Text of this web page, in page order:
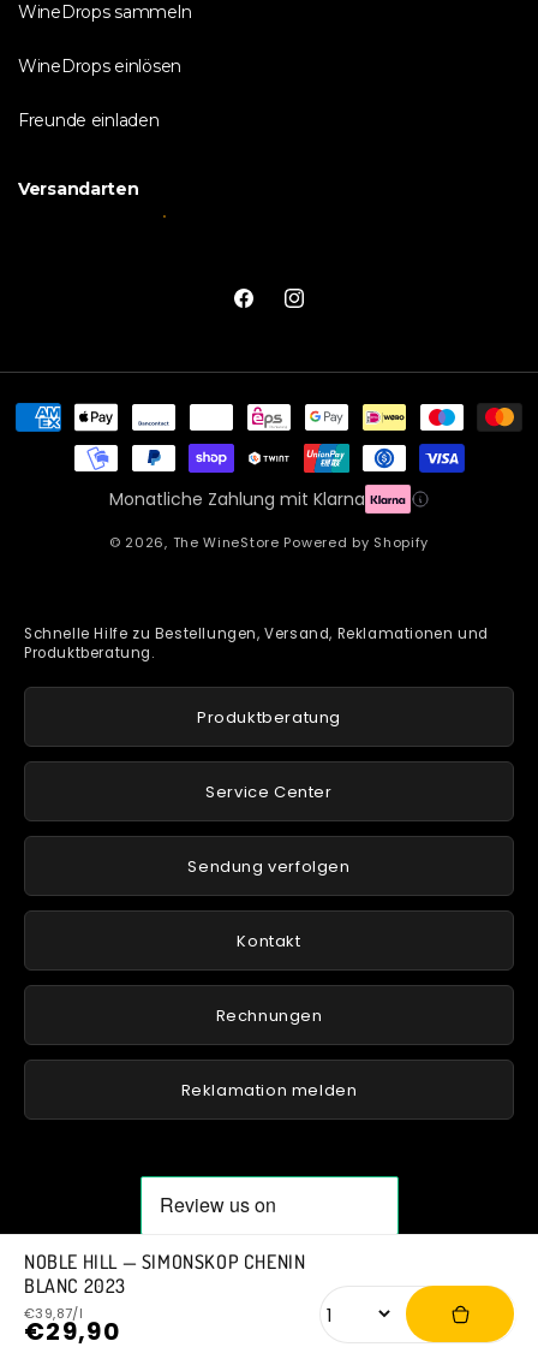
NOBLE HILL — SIMONSKOP CHENIN
BLANC 2023
Normaler
Preis
Verkaufspreis
€29,90
Grundpreis
€39,87/l Anzahl
WineDrops sammeln
WineDrops einlösen
Freunde einladen
Versandarten
FacebookInstagram
Zahlungsmethoden
Monatliche Zahlung mit Klarna
© 2026, The WineStore Powered by Shopify
Schnelle Hilfe zu Bestellungen, Versand, Reklamationen und
Produktberatung.
Produktberatung
Service Center
Sendung verfolgen
Kontakt
Rechnungen
Reklamation melden